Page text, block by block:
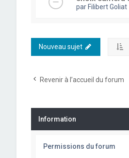
par Filibert Goliat
Nouveau sujet
Revenir à l’accueil du forum
Information
Permissions du forum